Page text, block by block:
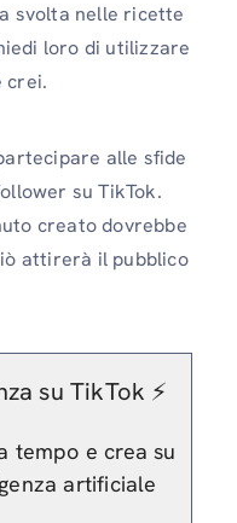
svolta nelle ricette
loro di utilizzare
crei.
alle sfide
su TikTok.
creato dovrebbe
attirerà il pubblico
su TikTok ⚡️
tempo e crea su
artificiale